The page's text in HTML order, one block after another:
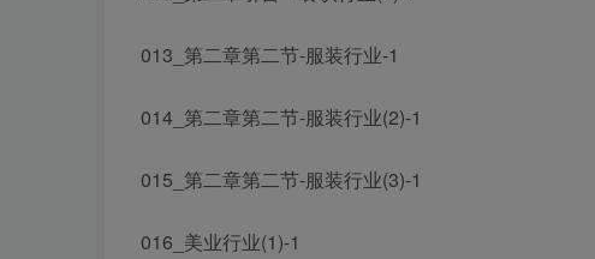
013_第二章第二节-服装行业-1
014_第二章第二节-服装行业(2)-1
015_第二章第二节-服装行业(3)-1
016_美业行业(1)-1